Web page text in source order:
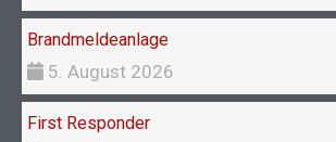
Brandmeldeanlage
5. August 2026
First Responder